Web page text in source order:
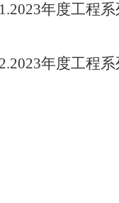
年度工程
2.2023年度工程